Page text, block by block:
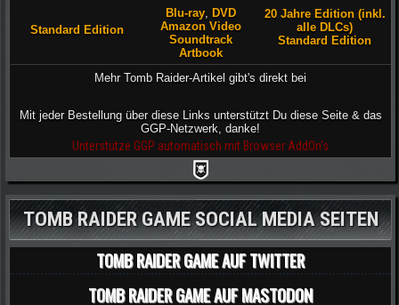
Standard Edition
Blu-ray
DVD
Amazon Video
Soundtrack
Artbook
20 Jahre Edition (inkl.
alle DLCs)
Standard Edition
Mehr Tomb Raider-Artikel gibt's direkt bei
Mit jeder Bestellung über diese Links unterstützt Du diese Seite & das
GGP-Netzwerk, danke!
Unterstütze GGP automatisch mit Browser AddOn's
TOMB RAIDER GAME SOCIAL MEDIA SEITEN
TOMB RAIDER GAME AUF TWITTER
TOMB RAIDER GAME AUF MASTODON